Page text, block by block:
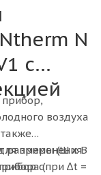
N
с
прибор,
воздуха
применения
с
размеры (Ш x В
(при ∆t =